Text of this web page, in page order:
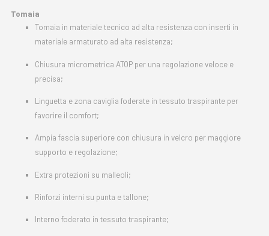
Tomaia
Tomaia in materiale tecnico ad alta resistenza con inserti in
materiale armaturato ad alta resistenza;
Chiusura micrometrica ATOP per una regolazione veloce e
precisa;
Linguetta e zona caviglia foderate in tessuto traspirante per
favorire il comfort;
Ampia fascia superiore con chiusura in velcro per maggiore
supporto e regolazione;
Extra protezioni su malleoli;
Rinforzi interni su punta e tallone;
Interno foderato in tessuto traspirante;